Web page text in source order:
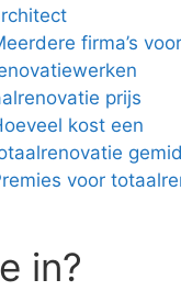
firma’s voor
prijs
kost een
voor
in?